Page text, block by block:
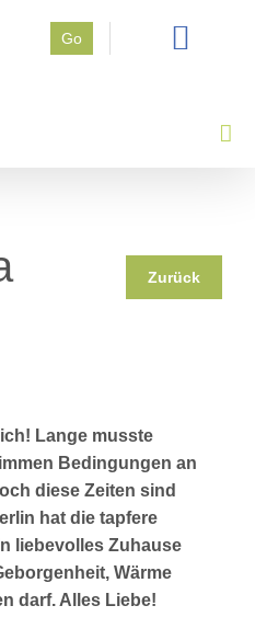
Go
Zurück
Lange musste
Bedingungen an
diese Zeiten sind
hat die tapfere
liebevolles Zuhause
Wärme
darf. Alles Liebe!